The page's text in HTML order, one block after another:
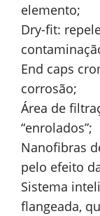
elemento;
Dry-fit:
End caps
corrosão;
Área de
“enrolados”;
Nanofibras
pelo efeito
Sistema
flangeada,